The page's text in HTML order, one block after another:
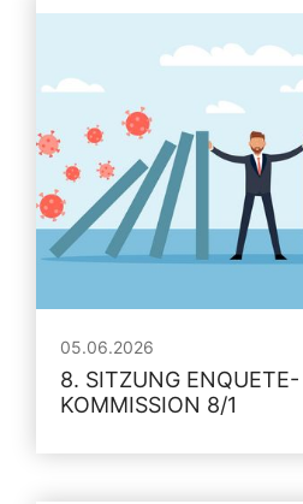
05.06.2026
8. SITZUNG ENQUETE-
KOMMISSION 8/1